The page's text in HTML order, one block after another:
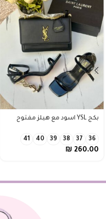
بكج YSL اسود مع هيلز مفتوح
36
37
38
39
40
41
₪ 260.00